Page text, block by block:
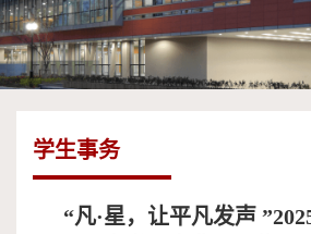
况
建
设
资
队
人
才
学
学生事务
“凡·星，让平凡发声